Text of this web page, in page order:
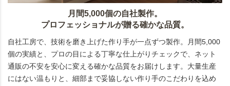
月間5,000個の自社製作。
プロフェッショナルが贈る確かな品質。
自社工房で、技術を磨き上げた作り手が一点ずつ製作。月間5,000
個の実績と、プロの目による丁寧な仕上がりチェックで、ネット
通販の不安を安心に変える確かな品質をお届けします。大量生産
にはない温もりと、細部まで妥協しない作り手のこだわりを込め